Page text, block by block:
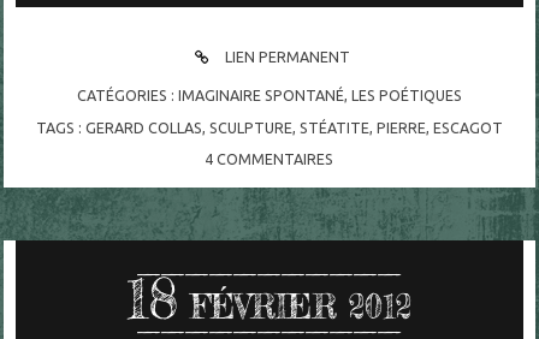
LIEN PERMANENT
CATÉGORIES : IMAGINAIRE SPONTANÉ, LES POÉTIQUES
TAGS : GERARD COLLAS, SCULPTURE, STÉATITE, PIERRE, ESCAGOT
4 COMMENTAIRES
18 FÉVRIER 2012